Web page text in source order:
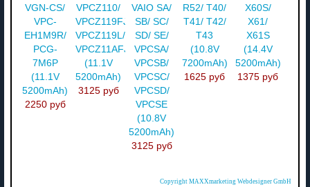
VGN-CS/
VPC-
EH1M9R/
PCG-
7M6P
(11.1V
5200mAh)
2250 руб
VPCZ110/
VPCZ119FJ/S/
VPCZ119L/
VPCZ11AFJ
(11.1V
5200mAh)
3125 руб
VAIO SA/
SB/ SC/
SD/ SE/
VPCSA/
VPCSB/
VPCSC/
VPCSD/
VPCSE
(10.8V
5200mAh)
3125 руб
R52/ T40/
T41/ T42/
T43
(10.8V
7200mAh)
1625 руб
X60S/
X61/
X61S
(14.4V
5200mAh)
1375 руб
Copyright MAXXmarketing Webdesigner GmbH